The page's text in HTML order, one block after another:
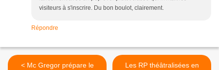
visiteurs à s'inscrire. Du bon boulot, clairement.
Répondre
< Mc Gregor prépare le
Les RP théâtralisées en